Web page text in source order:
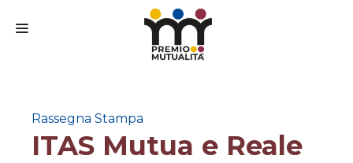
IL BANDO
Rassegna Stampa
ITAS Mutua e Reale